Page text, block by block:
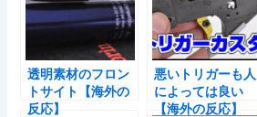
透明素材のフロン
トサイト【海外の
反応】
悪いトリガーも人
によっては良い
【海外の反応】